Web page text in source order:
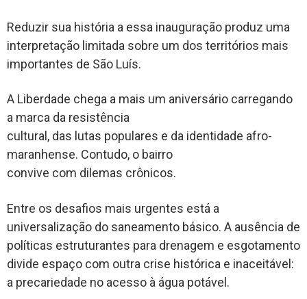
Reduzir sua história a essa inauguração produz uma
interpretação limitada sobre um dos territórios mais
importantes de São Luís.
A Liberdade chega a mais um aniversário carregando
a marca da resistência
cultural, das lutas populares e da identidade afro-
maranhense. Contudo, o bairro
convive com dilemas crônicos.
Entre os desafios mais urgentes está a
universalização do saneamento básico. A ausência de
políticas estruturantes para drenagem e esgotamento
divide espaço com outra crise histórica e inaceitável:
a precariedade no acesso à água potável.